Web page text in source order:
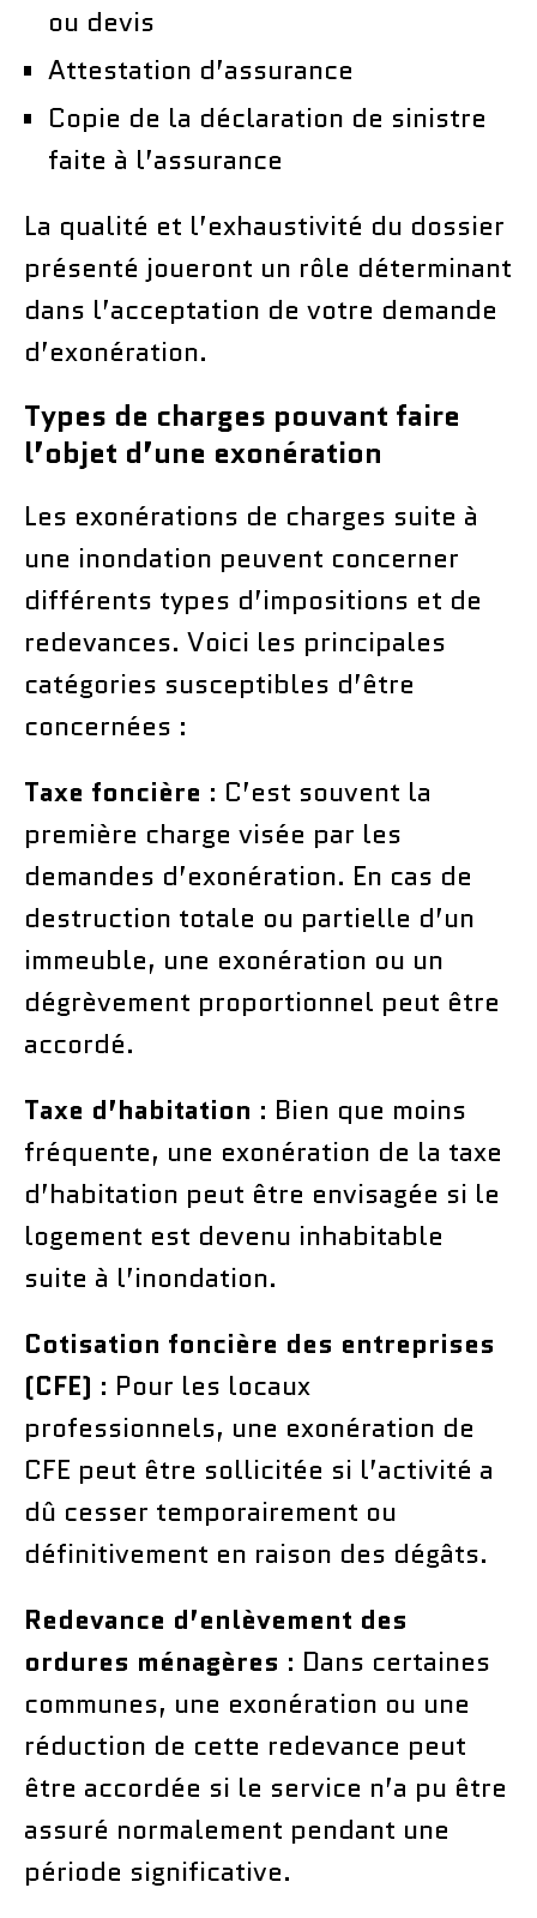
ou devis
Attestation d’assurance
Copie de la déclaration de sinistre
faite à l’assurance
La qualité et l’exhaustivité du dossier
présenté joueront un rôle déterminant
dans l’acceptation de votre demande
d’exonération.
Types de charges pouvant faire
l’objet d’une exonération
Les exonérations de charges suite à
une inondation peuvent concerner
différents types d’impositions et de
redevances. Voici les principales
catégories susceptibles d’être
concernées :
Taxe foncière : C’est souvent la
première charge visée par les
demandes d’exonération. En cas de
destruction totale ou partielle d’un
immeuble, une exonération ou un
dégrèvement proportionnel peut être
accordé.
Taxe d’habitation : Bien que moins
fréquente, une exonération de la taxe
d’habitation peut être envisagée si le
logement est devenu inhabitable
suite à l’inondation.
Cotisation foncière des entreprises
(CFE) : Pour les locaux
professionnels, une exonération de
CFE peut être sollicitée si l’activité a
dû cesser temporairement ou
définitivement en raison des dégâts.
Redevance d’enlèvement des
ordures ménagères : Dans certaines
communes, une exonération ou une
réduction de cette redevance peut
être accordée si le service n’a pu être
assuré normalement pendant une
période significative.